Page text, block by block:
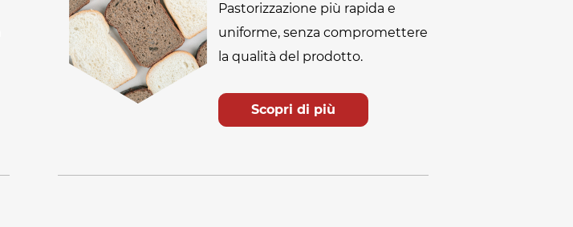
Pastorizzazione più rapida e
uniforme, senza compromettere
la qualità del prodotto.
Scopri di più